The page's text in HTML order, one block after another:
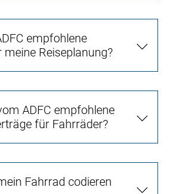
empfohlene
Reiseplanung?
ADFC empfohlene
für Fahrräder?
Fahrrad codieren